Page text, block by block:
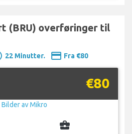
(BRU) overføringer til
22 Minutter. payment Fra €80
€80
business_center